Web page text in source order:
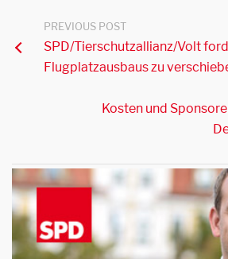
PREVIOUS POST
SPD/Tierschutzallianz/Volt
Flugplatzausbaus zu
Kosten und